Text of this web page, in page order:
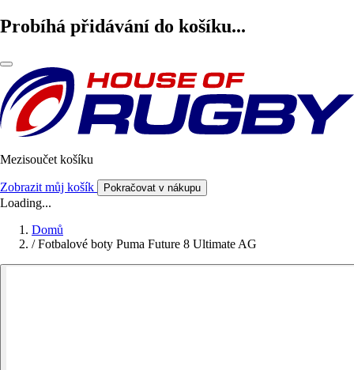
Probíhá přidávání do košíku...
Mezisoučet košíku
Zobrazit můj košík Pokračovat v nákupu
Loading...
Domů
/ Fotbalové boty Puma Future 8 Ultimate AG